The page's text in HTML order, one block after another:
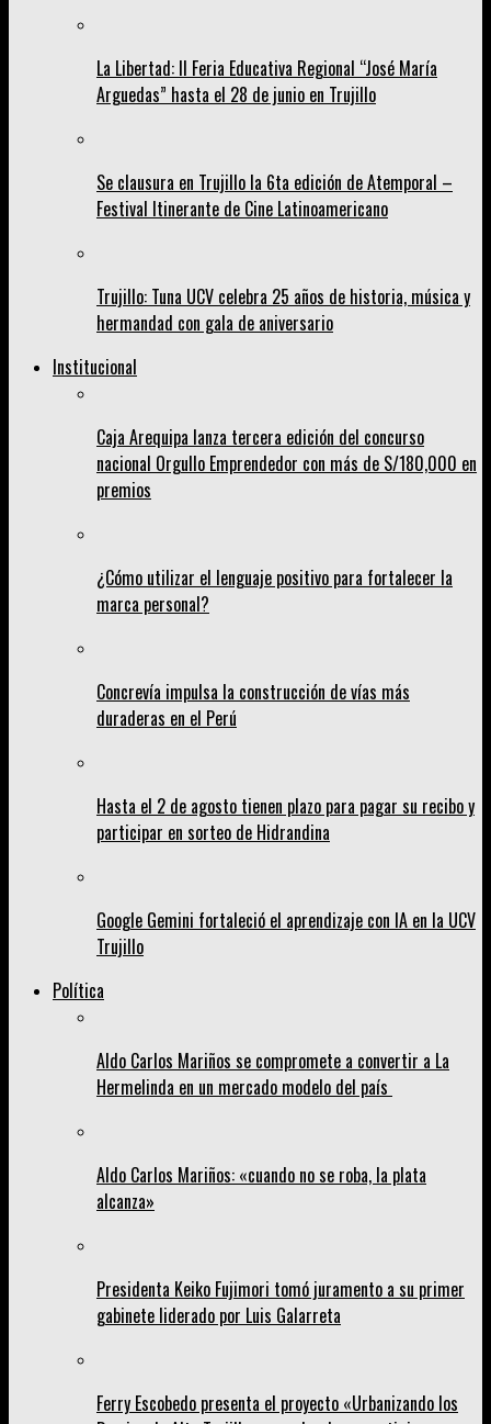
La Libertad: II Feria Educativa Regional “José María
Arguedas” hasta el 28 de junio en Trujillo
Se clausura en Trujillo la 6ta edición de Atemporal –
Festival Itinerante de Cine Latinoamericano
Trujillo: Tuna UCV celebra 25 años de historia, música y
hermandad con gala de aniversario
Institucional
Caja Arequipa lanza tercera edición del concurso
nacional Orgullo Emprendedor con más de S/180,000 en
premios
¿Cómo utilizar el lenguaje positivo para fortalecer la
marca personal?
Concrevía impulsa la construcción de vías más
duraderas en el Perú
Hasta el 2 de agosto tienen plazo para pagar su recibo y
participar en sorteo de Hidrandina
Google Gemini fortaleció el aprendizaje con IA en la UCV
Trujillo
Política
Aldo Carlos Mariños se compromete a convertir a La
Hermelinda en un mercado modelo del país
Aldo Carlos Mariños: «cuando no se roba, la plata
alcanza»
Presidenta Keiko Fujimori tomó juramento a su primer
gabinete liderado por Luis Galarreta
Ferry Escobedo presenta el proyecto «Urbanizando los